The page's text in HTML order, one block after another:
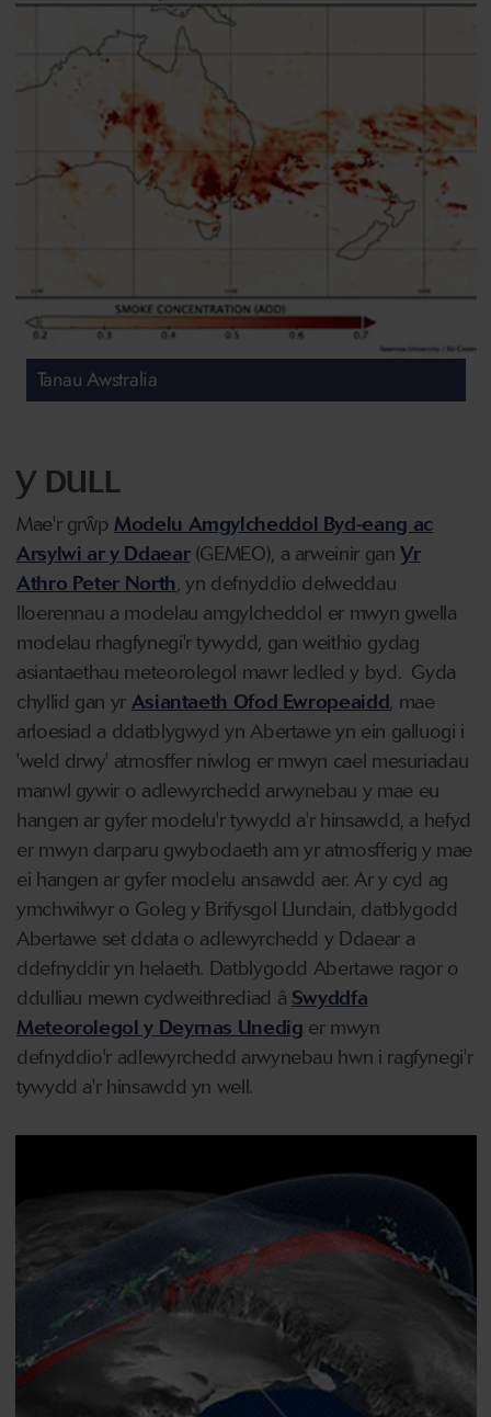
Tanau Awstralia
Y DULL
Mae'r grŵp Modelu Amgylcheddol Byd-eang ac
Arsylwi ar y Ddaear(GEMEO), a arweinir ganYr
Athro Peter North, yn defnyddio delweddau
lloerennau a modelau amgylcheddol er mwyn gwella
modelau rhagfynegi'r tywydd, gan weithio gydag
asiantaethau meteorolegol mawr ledled y byd. Gyda
chyllid gan yr Asiantaeth Ofod Ewropeaidd, mae
arloesiad a ddatblygwyd yn Abertawe yn ein galluogi i
'weld drwy' atmosffer niwlog er mwyn cael mesuriadau
manwl gywir o adlewyrchedd arwynebau y mae eu
hangen ar gyfer modelu'r tywydd a'r hinsawdd, a hefyd
er mwyn darparu gwybodaeth am yr atmosfferig y mae
ei hangen ar gyfer modelu ansawdd aer. Ar y cyd ag
ymchwilwyr o Goleg y Brifysgol Llundain, datblygodd
Abertawe set ddata o adlewyrchedd y Ddaear a
ddefnyddir yn helaeth. Datblygodd Abertawe ragor o
ddulliau mewn cydweithrediad â Swyddfa
Meteorolegol y Deyrnas Unedig er mwyn
defnyddio'r adlewyrchedd arwynebau hwn i ragfynegi'r
tywydd a'r hinsawdd yn well.